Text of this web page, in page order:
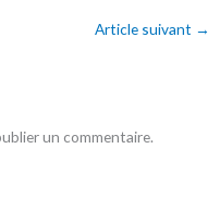
Article suivant →
un commentaire.